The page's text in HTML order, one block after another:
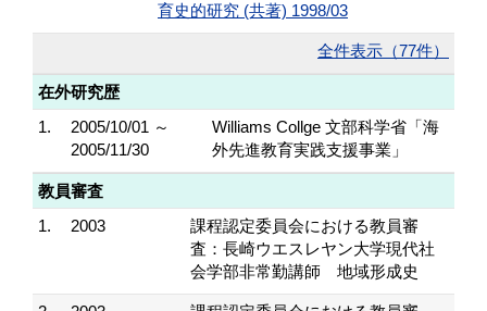
育史的研究 (共著) 1998/03
全件表示（77件）
在外研究歴
1.
2005/10/01 ～
2005/11/30
Williams Collge 文部科学省「海
外先進教育実践支援事業」
教員審査
1.
2003
課程認定委員会における教員審
査：長崎ウエスレヤン大学現代社
会学部非常勤講師 地域形成史